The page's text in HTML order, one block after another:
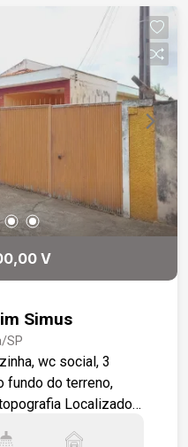
- 3 vagas de
O quintal é
e à diversão:
churrasqueira; -
ideal para os dias
para toda a
quadra
para diversão e
Agende
V
Simus
SP
wc social, 3
fundo do terreno,
Localizado